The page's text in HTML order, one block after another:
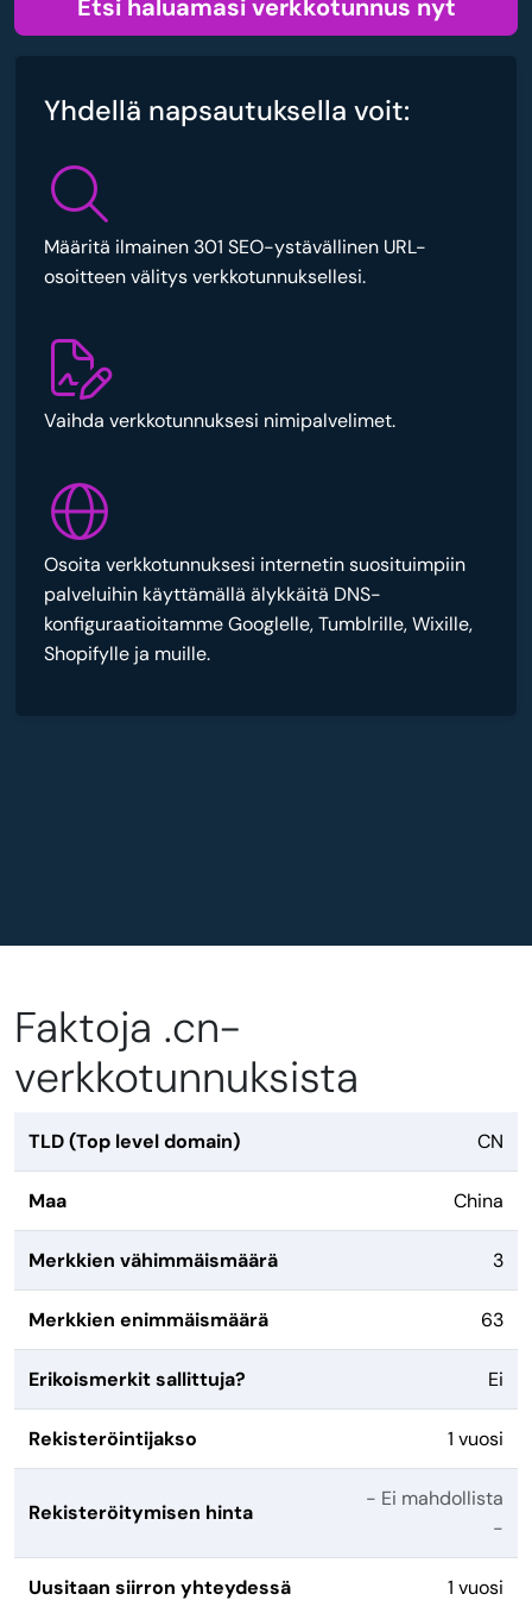
Etsi haluamasi verkkotunnus nyt
Yhdellä napsautuksella voit:
Määritä ilmainen 301 SEO-ystävällinen URL-
osoitteen välitys verkkotunnuksellesi.
Vaihda verkkotunnuksesi nimipalvelimet.
Osoita verkkotunnuksesi internetin suosituimpiin
palveluihin käyttämällä älykkäitä DNS-
konfiguraatioitamme Googlelle, Tumblrille, Wixille,
Shopifylle ja muille.
Faktoja .cn-
verkkotunnuksista
TLD (Top level domain) CN
Maa China
Merkkien vähimmäismäärä 3
Merkkien enimmäismäärä 63
Erikoismerkit sallittuja? Ei
Rekisteröintijakso 1 vuosi
Rekisteröitymisen hinta
- Ei mahdollista
-
Uusitaan siirron yhteydessä 1 vuosi